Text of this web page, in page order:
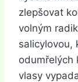
zlepšovat
volným
salicylovou,
odumřelých
vlasy